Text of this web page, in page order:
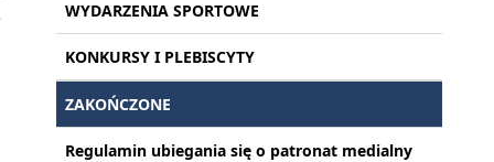
WYDARZENIA SPORTOWE
KONKURSY I PLEBISCYTY
ZAKOŃCZONE
Regulamin ubiegania się o patronat medialny